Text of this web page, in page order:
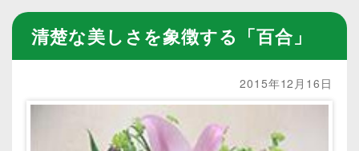
清楚な美しさを象徴する「百合」
2015年12月16日